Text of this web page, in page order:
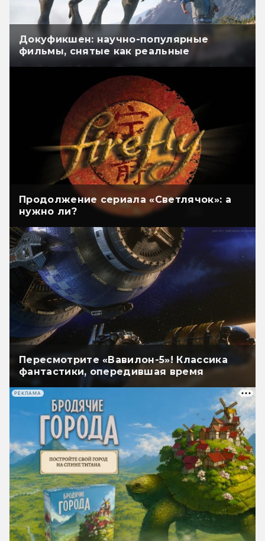
Докуфикшен: научно-популярные
фильмы, снятые как реальные
Продолжение сериала «Светлячок»: а
нужно ли?
Пересмотрите «Вавилон-5»! Классика
фантастики, опередившая время
РЕКЛАМА